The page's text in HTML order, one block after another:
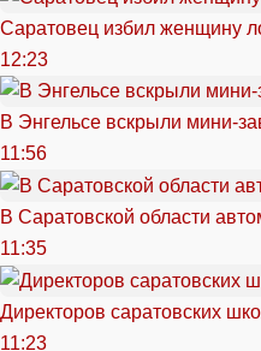
Саратовец избил женщину
12:23
В Энгельсе вскрыли мини-
11:56
В Саратовской области
11:35
Директоров саратовских
11:23